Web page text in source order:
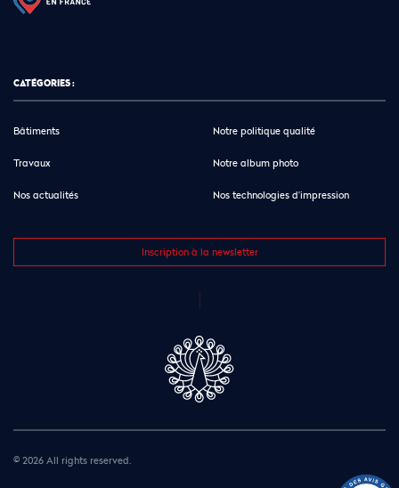
CATÉGORIES :
Bâtiments
Travaux
Nos actualités
Notre politique qualité
Notre album photo
Nos technologies d’impression
Inscription à la newsletter
© 2026 All rights reserved.